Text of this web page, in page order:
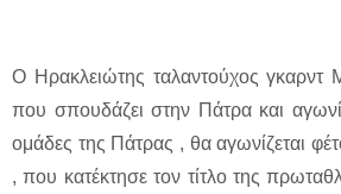
Ο Ηρακλειώτης ταλαντούχος γκαρντ
που σπουδάζει στην Πάτρα και
ομάδες της Πάτρας , θα αγωνίζεται
, που κατέκτησε τον τίτλο της